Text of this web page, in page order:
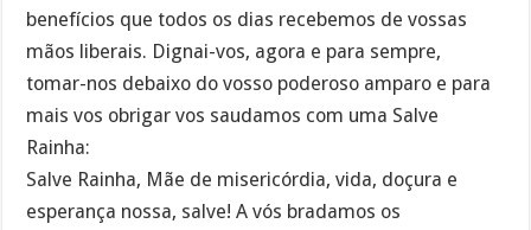
benefícios que todos os dias recebemos de vossas
mãos liberais. Dignai-vos, agora e para sempre,
tomar-nos debaixo do vosso poderoso amparo e para
mais vos obrigar vos saudamos com uma Salve
Rainha:
Salve Rainha, Mãe de misericórdia, vida, doçura e
esperança nossa, salve! A vós bradamos os